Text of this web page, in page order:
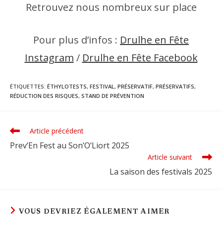
Retrouvez nous nombreux sur place
Pour plus d’infos : Drulhe en Fête
Instagram / Drulhe en Fête Facebook
ÉTIQUETTES: ÉTHYLOTESTS, FESTIVAL, PRÉSERVATIF, PRÉSERVATIFS,
RÉDUCTION DES RISQUES, STAND DE PRÉVENTION
Read
articles
Article précédent
Prev’En Fest au Son’O’Liort 2025
Article suivant
La saison des festivals 2025
VOUS DEVRIEZ ÉGALEMENT AIMER